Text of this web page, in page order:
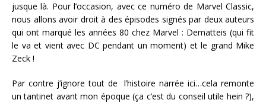
jusque là. Pour l’occasion, avec ce numéro de Marvel Classic,
nous allons avoir droit à des épisodes signés par deux auteurs
qui ont marqué les années 80 chez Marvel : Dematteis (qui fit
le va et vient avec DC pendant un moment) et le grand Mike
Zeck !
Par contre j’ignore tout de l’histoire narrée ici…cela remonte
un tantinet avant mon époque (ça c’est du conseil utile hein ?),